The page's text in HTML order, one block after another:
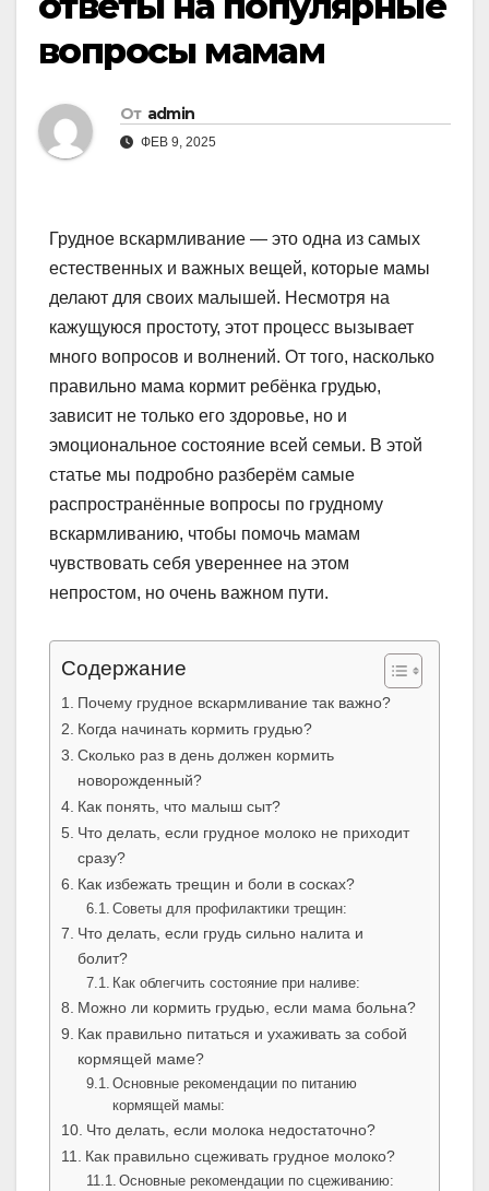
вопросы мамам
От admin
ФЕВ 9, 2025
Грудное вскармливание — это одна из самых
естественных и важных вещей, которые мамы
делают для своих малышей. Несмотря на
кажущуюся простоту, этот процесс вызывает
много вопросов и волнений. От того, насколько
правильно мама кормит ребёнка грудью,
зависит не только его здоровье, но и
эмоциональное состояние всей семьи. В этой
статье мы подробно разберём самые
распространённые вопросы по грудному
вскармливанию, чтобы помочь мамам
чувствовать себя увереннее на этом
непростом, но очень важном пути.
Содержание
Почему грудное вскармливание так важно?
Когда начинать кормить грудью?
Сколько раз в день должен кормить
новорожденный?
Как понять, что малыш сыт?
Что делать, если грудное молоко не приходит
сразу?
Как избежать трещин и боли в сосках?
Советы для профилактики трещин:
Что делать, если грудь сильно налита и
болит?
Как облегчить состояние при наливе:
Можно ли кормить грудью, если мама больна?
Как правильно питаться и ухаживать за собой
кормящей маме?
Основные рекомендации по питанию
кормящей мамы:
Что делать, если молока недостаточно?
Как правильно сцеживать грудное молоко?
Основные рекомендации по сцеживанию: